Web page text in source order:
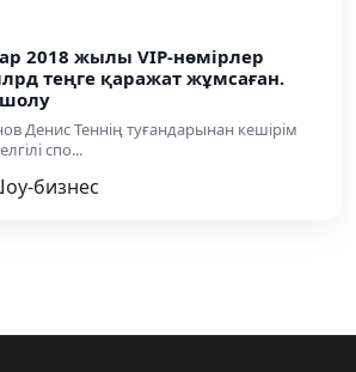
2018 жылы VIP-нөмірлер
теңге қаражат жұмсаған.
Денис Теннің туғандарынан кешірім
спо...
бизнес